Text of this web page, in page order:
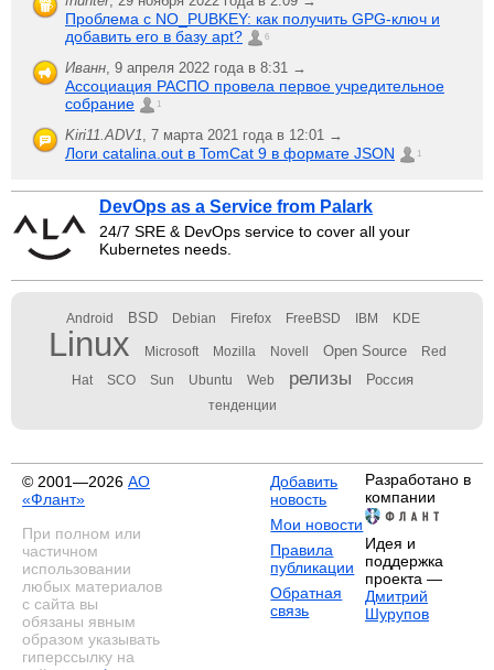
Проблема с NO_PUBKEY: как получить GPG-ключ и
добавить его в базу apt?
6
Иванн, 9 апреля 2022 года в 8:31 →
Ассоциация РАСПО провела первое учредительное
собрание
1
Kiri11.ADV1, 7 марта 2021 года в 12:01 →
Логи catalina.out в TomCat 9 в формате JSON 1
DevOps as a Service from Palark
24/7 SRE & DevOps service to cover all your
Kubernetes needs.
Android BSD Debian Firefox FreeBSD IBM KDE
Linux Microsoft Mozilla Novell Open Source Red
Hat SCO Sun Ubuntu Web релизы Россия
тенденции
© 2001—2026 АО
«Флант»
При полном или
частичном
использовании
любых материалов
с сайта вы
обязаны явным
образом указывать
гиперссылку на
Добавить
новость
Мои новости
Правила
публикации
Обратная
связь
Разработано в
компании
Идея и
поддержка
проекта —
Дмитрий
Шурупов